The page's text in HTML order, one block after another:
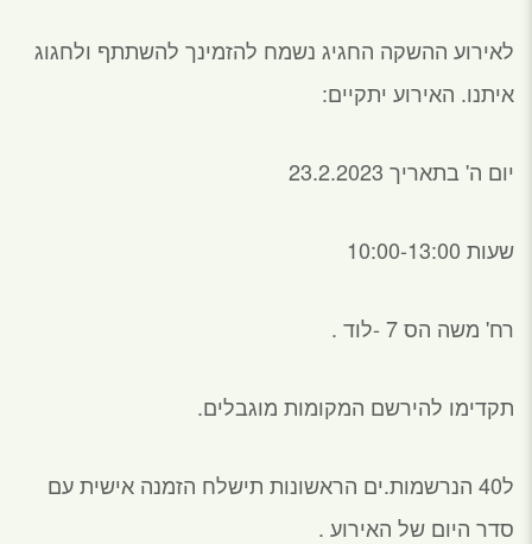
לאירוע ההשקה החגיג נשמח להזמינך להשתתף ולחגוג
איתנו. האירוע יתקיים:
יום ה' בתאריך 23.2.2023
שעות 10:00-13:00
רח' משה הס 7 -לוד .
תקדימו להירשם המקומות מוגבלים.
ל40 הנרשמות.ים הראשונות תישלח הזמנה אישית עם
סדר היום של האירוע .